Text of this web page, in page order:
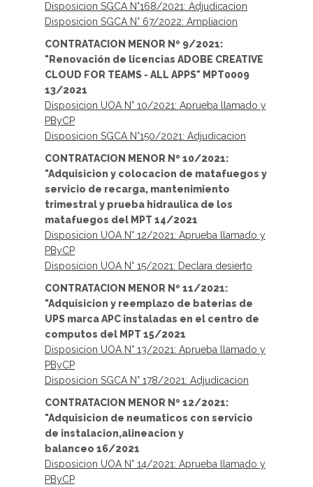
Disposicion SGCA N°168/2021: Adjudicacion
Disposicion SGCA N° 67/2022: Ampliacion
CONTRATACION MENOR Nº 9/2021:
"Renovación de licencias ADOBE CREATIVE
CLOUD FOR TEAMS - ALL APPS" MPT0009
13/2021
Disposicion UOA N° 10/2021: Aprueba llamado y
PByCP
Disposicion SGCA N°150/2021: Adjudicacion
CONTRATACION MENOR Nº 10/2021:
"Adquisicion y colocacion de matafuegos y
servicio de recarga, mantenimiento
trimestral y prueba hidraulica de los
matafuegos del MPT 14/2021
Disposicion UOA N° 12/2021: Aprueba llamado y
PByCP
Disposicion UOA N° 15/2021: Declara desierto
CONTRATACION MENOR Nº 11/2021:
"Adquisicion y reemplazo de baterias de
UPS marca APC instaladas en el centro de
computos del MPT 15/2021
Disposicion UOA N° 13/2021: Aprueba llamado y
PByCP
Disposicion SGCA N° 178/2021: Adjudicacion
CONTRATACION MENOR Nº 12/2021:
"Adquisicion de neumaticos con servicio
de instalacion,alineacion y
balanceo 16/2021
Disposicion UOA N° 14/2021: Aprueba llamado y
PByCP